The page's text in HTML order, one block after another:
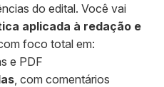
do edital. Você vai
aplicada à redação e
com foco total em:
e PDF
, com comentários